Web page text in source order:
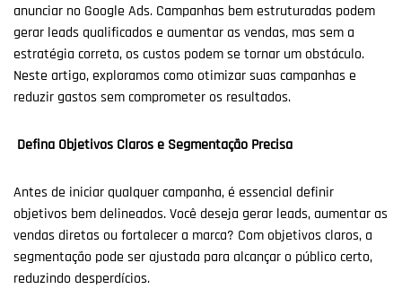
anunciar no Google Ads. Campanhas bem estruturadas podem
gerar leads qualificados e aumentar as vendas, mas sem a
estratégia correta, os custos podem se tornar um obstáculo.
Neste artigo, exploramos como otimizar suas campanhas e
reduzir gastos sem comprometer os resultados.
Defina Objetivos Claros e Segmentação Precisa
Antes de iniciar qualquer campanha, é essencial definir
objetivos bem delineados. Você deseja gerar leads, aumentar as
vendas diretas ou fortalecer a marca? Com objetivos claros, a
segmentação pode ser ajustada para alcançar o público certo,
reduzindo desperdícios.